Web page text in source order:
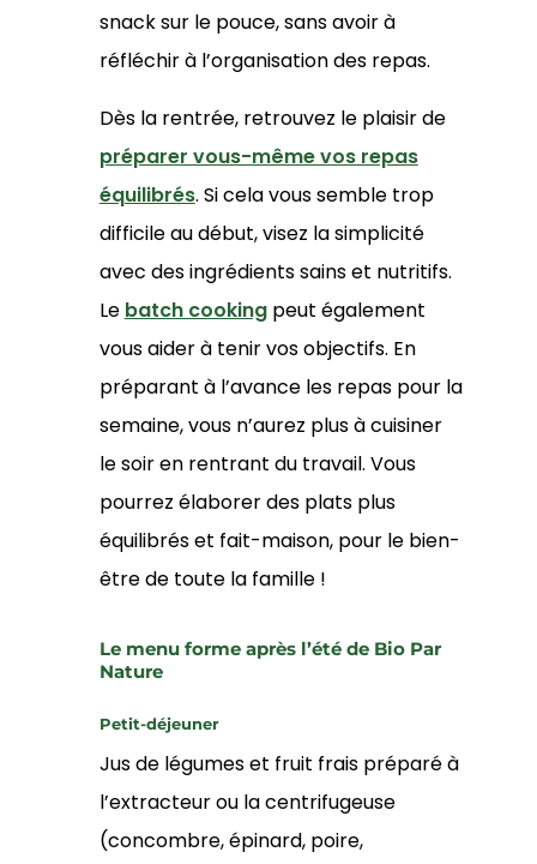
snack sur le pouce, sans avoir à
réfléchir à l’organisation des repas.
Dès la rentrée, retrouvez le plaisir de
préparer vous-même vos repas
équilibrés. Si cela vous semble trop
difficile au début, visez la simplicité
avec des ingrédients sains et nutritifs.
Le batch cookingpeut également
vous aider à tenir vos objectifs. En
préparant à l’avance les repas pour la
semaine, vous n’aurez plus à cuisiner
le soir en rentrant du travail. Vous
pourrez élaborer des plats plus
équilibrés et fait-maison, pour le bien-
être de toute la famille !
Le menu forme après l’été de Bio Par
Nature
Petit-déjeuner
Jus de légumes et fruit frais préparé à
l’extracteur ou la centrifugeuse
(concombre, épinard, poire,